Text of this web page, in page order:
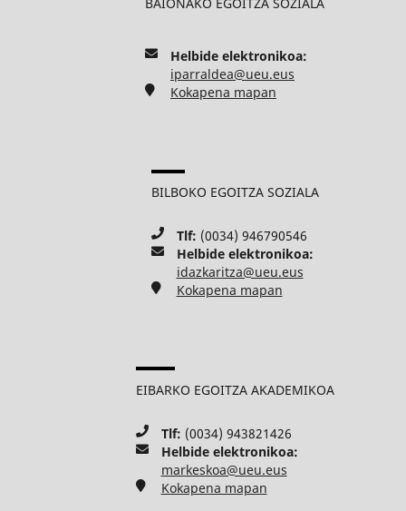
Helbide elektronikoa:
iparraldea@ueu.eus
Kokapena mapan
BILBOKO EGOITZA SOZIALA
Tlf: (0034) 946790546
Helbide elektronikoa:
idazkaritza@ueu.eus
Kokapena mapan
EIBARKO EGOITZA AKADEMIKOA
Tlf: (0034) 943821426
Helbide elektronikoa:
markeskoa@ueu.eus
Kokapena mapan